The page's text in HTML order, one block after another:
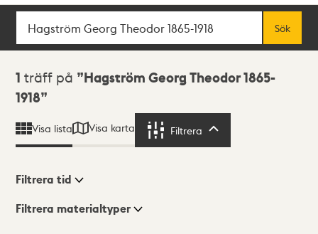
Sök
Sök
Sökresultat
1 träff på
Hagström Georg Theodor 1865-
1918
Visa lista Visa karta Filtrera
Visningsläge
Filtrera tid
Filtrera materialtyper